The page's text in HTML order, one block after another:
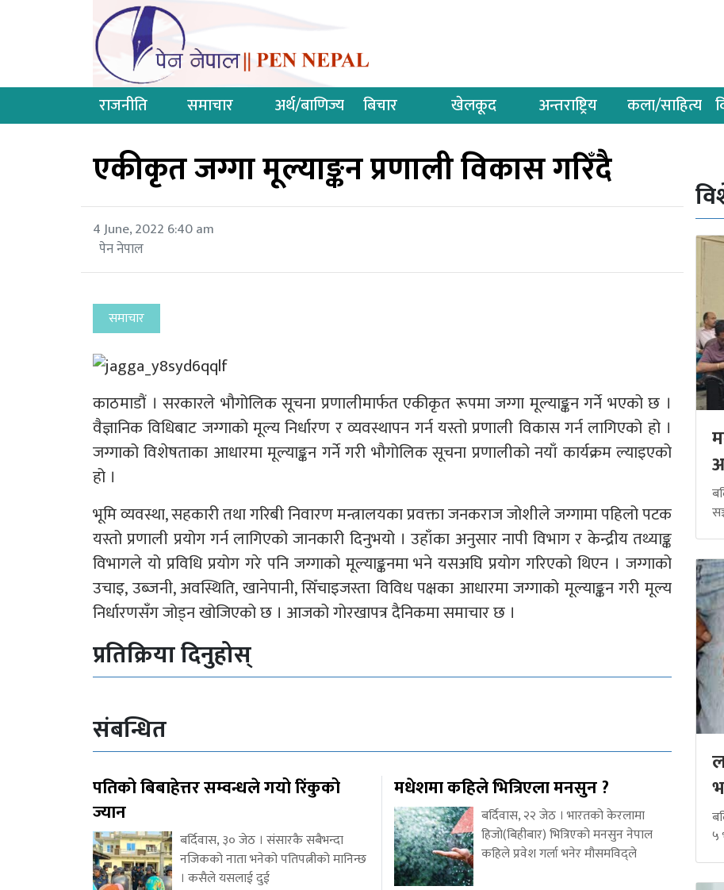
राजनीति समाचार अर्थ/बाणिज्य बिचार खेलकूद अन्तराष्ट्रिय कला/साहित्य
एकीकृत जग्गा मूल्याङ्कन प्रणाली विकास गरिँदै
4 June, 2022 6:40 am
पेन नेपाल
समाचार
काठमाडौं । सरकारले भौगोलिक सूचना प्रणालीमार्फत एकीकृत रूपमा जग्गा मूल्याङ्कन गर्ने भएको छ ।
वैज्ञानिक विधिबाट जग्गाको मूल्य निर्धारण र व्यवस्थापन गर्न यस्तो प्रणाली विकास गर्न लागिएको हो ।
जग्गाको विशेषताका आधारमा मूल्याङ्कन गर्ने गरी भौगोलिक सूचना प्रणालीको नयाँ कार्यक्रम ल्याइएको
हो ।
भूमि व्यवस्था, सहकारी तथा गरिबी निवारण मन्त्रालयका प्रवक्ता जनकराज जोशीले जग्गामा पहिलो पटक
यस्तो प्रणाली प्रयोग गर्न लागिएको जानकारी दिनुभयो । उहाँका अनुसार नापी विभाग र केन्द्रीय तथ्याङ्क
विभागले यो प्रविधि प्रयोग गरे पनि जग्गाको मूल्याङ्कनमा भने यसअघि प्रयोग गरिएको थिएन । जग्गाको
उचाइ, उब्जनी, अवस्थिति, खानेपानी, सिँचाइजस्ता विविध पक्षका आधारमा जग्गाको मूल्याङ्कन गरी मूल्य
निर्धारणसँग जोड्न खोजिएको छ । आजको गोरखापत्र दैनिकमा समाचार छ ।
प्रतिक्रिया दिनुहोस्
संबन्धित
पतिको बिबाहेत्तर सम्वन्धले गयो रिंकुको
ज्यान
बर्दिवास, ३० जेठ । संसारकै सबैभन्दा
नजिकको नाता भनेको पतिपत्नीको मानिन्छ
। कसैले यसलाई दुई
मधेशमा कहिले भित्रिएला मनसुन ?
बर्दिवास, २२ जेठ । भारतको केरलामा
हिजो(बिहीबार) भित्रिएको मनसुन नेपाल
कहिले प्रवेश गर्ला भनेर मौसमविद्ले
५